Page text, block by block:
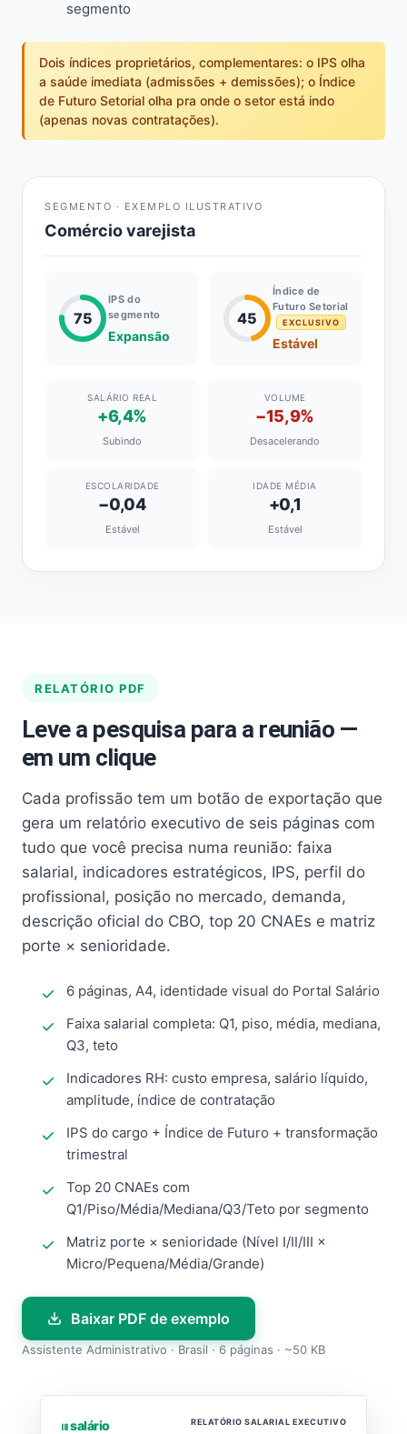
segmento
Dois índices proprietários, complementares: o IPS olha
a saúde imediata (admissões + demissões); o Índice
de Futuro Setorial olha pra onde o setor está indo
(apenas novas contratações).
SEGMENTO · EXEMPLO ILUSTRATIVO
Comércio varejista
75
IPS do
segmento
Expansão
45
Índice de
Futuro Setorial
EXCLUSIVO
Estável
SALÁRIO REAL
+6,4%
Subindo
VOLUME
−15,9%
Desacelerando
ESCOLARIDADE
−0,04
Estável
IDADE MÉDIA
+0,1
Estável
RELATÓRIO PDF
Leve a pesquisa para a reunião —
em um clique
Cada profissão tem um botão de exportação que
gera um relatório executivo de seis páginas com
tudo que você precisa numa reunião: faixa
salarial, indicadores estratégicos, IPS, perfil do
profissional, posição no mercado, demanda,
descrição oficial do CBO, top 20 CNAEs e matriz
porte × senioridade.
6 páginas, A4, identidade visual do Portal Salário
Faixa salarial completa: Q1, piso, média, mediana,
Q3, teto
Indicadores RH: custo empresa, salário líquido,
amplitude, índice de contratação
IPS do cargo + Índice de Futuro + transformação
trimestral
Top 20 CNAEs com
Q1/Piso/Média/Mediana/Q3/Teto por segmento
Matriz porte × senioridade (Nível I/II/III ×
Micro/Pequena/Média/Grande)
Baixar PDF de exemplo
Assistente Administrativo · Brasil · 6 páginas · ~50 KB
⏐⏐⏐ salário RELATÓRIO SALARIAL EXECUTIVO